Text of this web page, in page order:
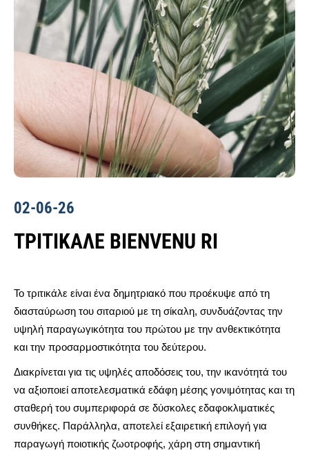
02-06-26
ΤΡΙΤΙΚΆΛΕ BIENVENU RI
Το τριτικάλε είναι ένα δημητριακό που προέκυψε από τη
διασταύρωση του σιταριού με τη σίκαλη, συνδυάζοντας την
υψηλή παραγωγικότητα του πρώτου με την ανθεκτικότητα
και την προσαρμοστικότητα του δεύτερου.
Διακρίνεται για τις υψηλές αποδόσεις του, την ικανότητά του
να αξιοποιεί αποτελεσματικά εδάφη μέσης γονιμότητας και τη
σταθερή του συμπεριφορά σε δύσκολες εδαφοκλιματικές
συνθήκες. Παράλληλα, αποτελεί εξαιρετική επιλογή για
παραγωγή ποιοτικής ζωοτροφής, χάρη στη σημαντική